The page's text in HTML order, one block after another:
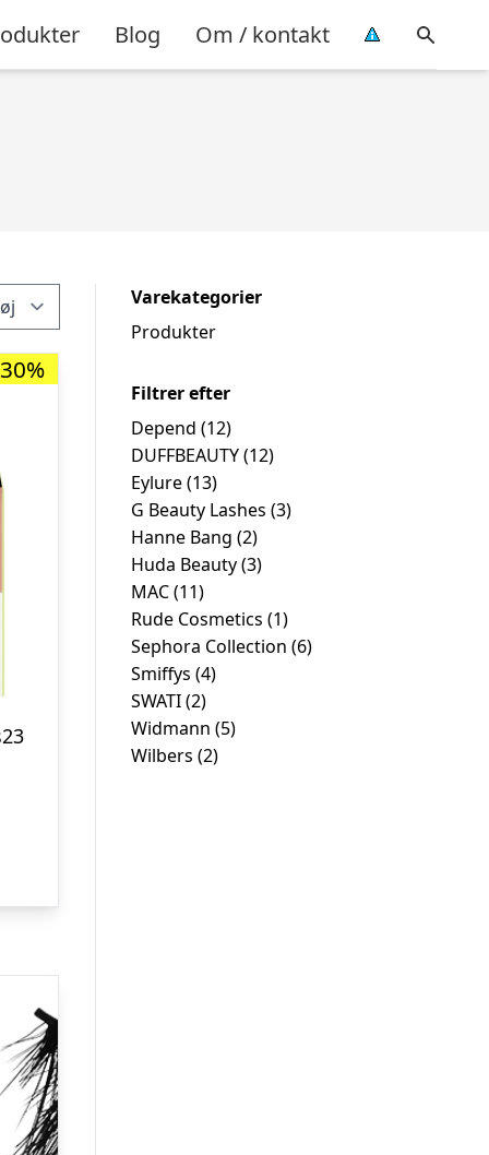
Blog Om / kontakt
55,30.
Varekategorier
Produkter
Filtrer efter
Depend (12)
DUFFBEAUTY(12)
Eylure(13)
G Beauty Lashes (3)
Hanne Bang (2)
Huda Beauty(3)
MAC(11)
Rude Cosmetics (1)
Sephora Collection (6)
Smiffys (4)
SWATI(2)
Widmann (5)
Wilbers (2)